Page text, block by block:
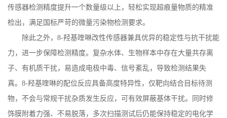
传感器检测精度提升一个数量级以上，轻松实现超痕量物质的精准
检出，满足国标严苛的微量污染物检测要求。
除此之外， 8-羟基喹啉改性传感器兼具优异的稳定性与抗干扰能
力，进一步保障检测精度。复杂水体、生物样本中存在大量共存离
子、有机质干扰，易造成电极中毒、信号紊乱，导致检测结果失
真。 8-羟基喹啉的配位反应具备高度特异性，仅靶向结合目标待测
物，不会与常规干扰杂质发生反应，可有效屏蔽基体干扰。同时修
饰膜附着力强、不易脱落，多次扫描测试后仍能保持稳定的电化学